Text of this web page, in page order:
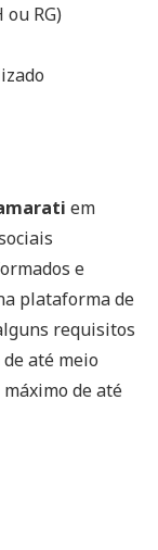
RG)
em
e
plataforma de
requisitos
até meio
de até